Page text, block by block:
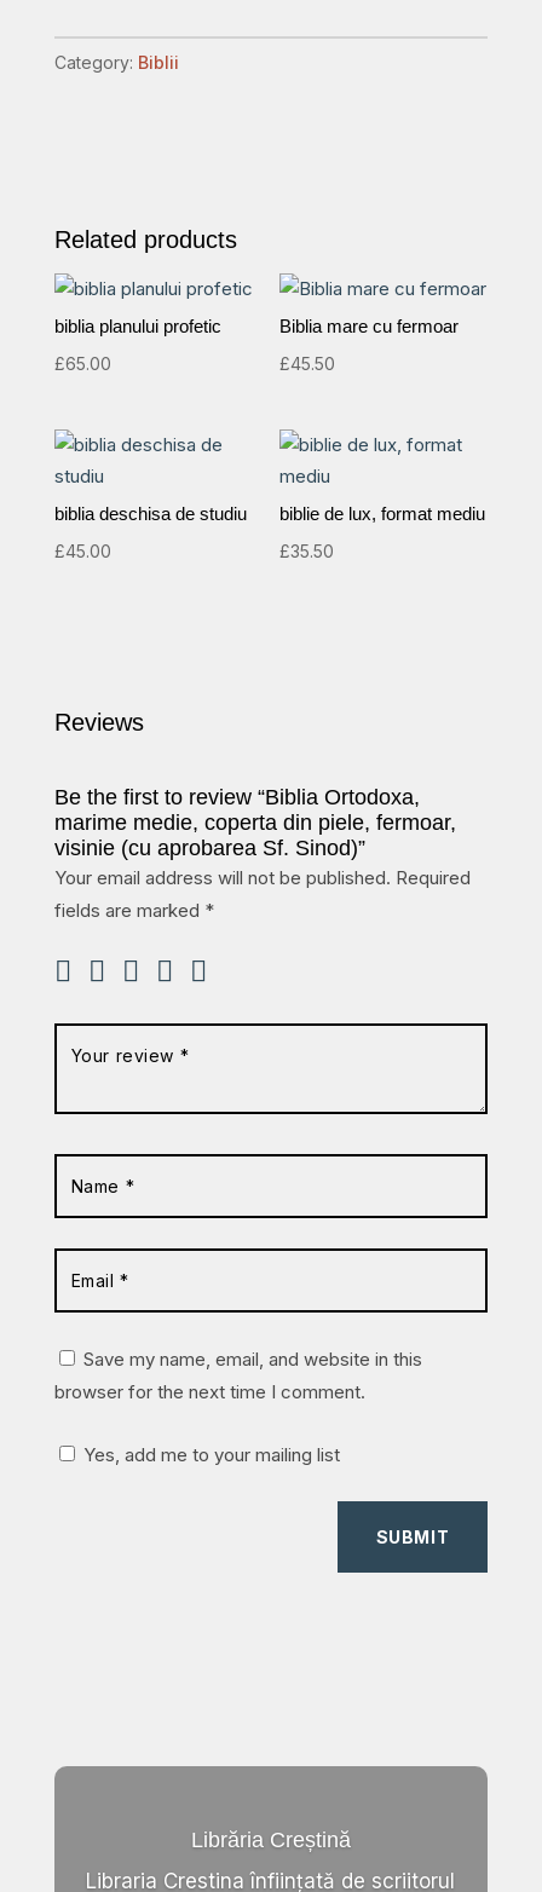
marime
medie,
visinie
(cu
aprobarea
Sf.
Sinod)
Category: Biblii
Related products
biblia planului profetic
£65.00
Biblia mare cu fermoar
£45.50
biblia deschisa de studiu
£45.00
biblie de lux, format mediu
£35.50
Reviews
Be the first to review “Biblia Ortodoxa,
marime medie, coperta din piele, fermoar,
visinie (cu aprobarea Sf. Sinod)”
Your email address will not be published. Required
fields are marked *
Save my name, email, and website in this
browser for the next time I comment.
Yes, add me to your mailing list
SUBMIT
Librăria Creștină
Libraria Crestina înființată de scriitorul